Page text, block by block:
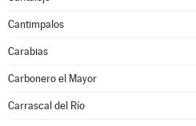
Cantimpalos
Carabias
Carbonero el Mayor
Carrascal del Río